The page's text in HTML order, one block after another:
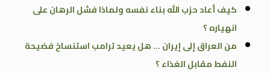
كيف أعاد حزب الله بناء نفسه ولماذا فشل الرهان على
انهياره ؟
من العراق إلى إيران … هل يعيد ترامب استنساخ فضيحة
النفط مقابل الغذاء ؟